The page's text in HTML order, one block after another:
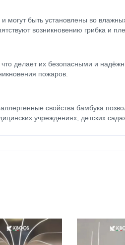
могут быть установлены во
возникновению грибка и
что делает их безопасными и
пожаров.
свойства бамбука
учреждениях, детских